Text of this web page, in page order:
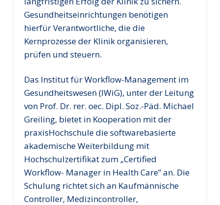
Gesundheitseinrichtungen benötigen
hierfür Verantwortliche, die die
Kernprozesse der Klinik organisieren,
prüfen und steuern.
Das Institut für Workflow-Management im
Gesundheitswesen (IWiG), unter der Leitung
von Prof. Dr. rer. oec. Dipl. Soz.-Päd. Michael
Greiling, bietet in Kooperation mit der
praxisHochschule die softwarebasierte
akademische Weiterbildung mit
Hochschulzertifikat zum „Certified
Workflow- Manager in Health Care” an. Die
Schulung richtet sich an Kaufmännische
Controller, Medizincontroller,